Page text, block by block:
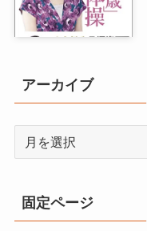
アーカイブ
イ
ブ
固定ページ